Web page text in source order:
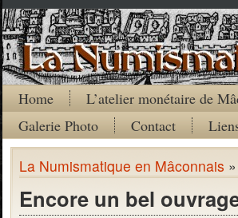
Home L’atelier monétaire de
Galerie Photo
Contact
La Numismatique en Mâconnais »
Encore un bel